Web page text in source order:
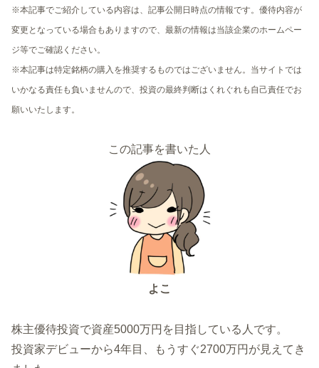
※本記事でご紹介している内容は、記事公開日時点の情報です。優待内容が
変更となっている場合もありますので、最新の情報は当該企業のホームペー
ジ等でご確認ください。
※本記事は特定銘柄の購入を推奨するものではございません。当サイトでは
いかなる責任も負いませんので、投資の最終判断はくれぐれも自己責任でお
願いいたします。
この記事を書いた人
よこ
株主優待投資で資産5000万円を目指している人です。
投資家デビューから4年目、もうすぐ2700万円が見えてき